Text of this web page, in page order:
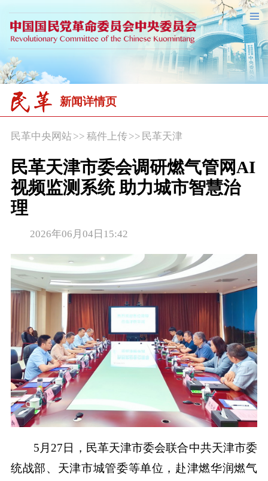
新闻详情页
民革中央网站>> 稿件上传 >> 民革天津
民革天津市委会调研燃气管网AI
视频监测系统 助力城市智慧治
理
2026年06月04日15:42
5月27日，民革天津市委会联合中共天津市委
统战部、天津市城管委等单位，赴津燃华润燃气